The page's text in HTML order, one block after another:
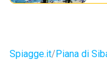
Spiagge.it Piana di